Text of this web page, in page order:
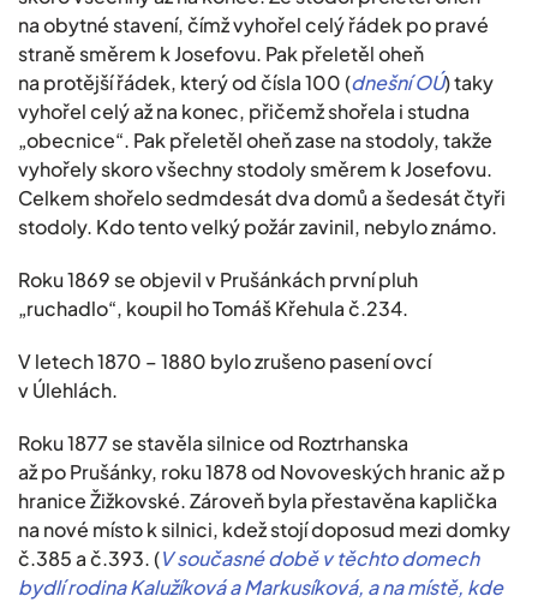
na obytné stavení, čímž vyhořel celý řádek po pravé
straně směrem k Josefovu. Pak přeletěl oheň
na protější řádek, který od čísla 100 (dnešní OÚ) taky
vyhořel celý až na konec, přičemž shořela i studna
„obecnice“. Pak přeletěl oheň zase na stodoly, takže
vyhořely skoro všechny stodoly směrem k Josefovu.
Celkem shořelo sedmdesát dva domů a šedesát čtyři
stodoly. Kdo tento velký požár zavinil, nebylo známo.
Roku 1869 se objevil v Prušánkách první pluh
„ruchadlo“, koupil ho Tomáš Křehula č.234.
V letech 1870 – 1880 bylo zrušeno pasení ovcí
v Úlehlách.
Roku 1877 se stavěla silnice od Roztrhanska
až po Prušánky, roku 1878 od Novoveských hranic až p
hranice Žižkovské. Zároveň byla přestavěna kaplička
na nové místo k silnici, kdež stojí doposud mezi domky
č.385 a č.393. (V současné době v těchto domech
bydlí rodina Kalužíková a Markusíková, a na místě, kde